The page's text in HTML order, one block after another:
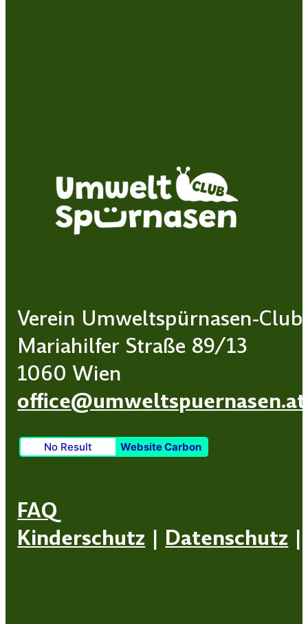
Verein Umweltspürnasen-Club
Mariahilfer Straße 89/13
1060 Wien
office@umweltspuernasen.at
No Result Website Carbon
FAQ
Kinderschutz | Datenschutz |